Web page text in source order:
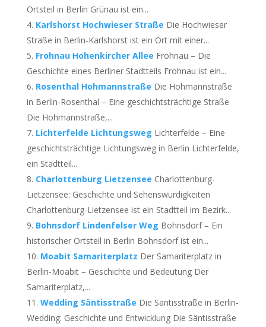
Ortsteil in Berlin Grünau ist ein...
Karlshorst Hochwieser Straße Die Hochwieser
Straße in Berlin-Karlshorst ist ein Ort mit einer...
Frohnau Hohenkircher Allee Frohnau – Die
Geschichte eines Berliner Stadtteils Frohnau ist ein...
Rosenthal Hohmannstraße Die Hohmannstraße
in Berlin-Rosenthal – Eine geschichtsträchtige Straße
Die Hohmannstraße,...
Lichterfelde Lichtungsweg Lichterfelde – Eine
geschichtsträchtige Lichtungsweg in Berlin Lichterfelde,
ein Stadtteil...
Charlottenburg Lietzensee Charlottenburg-
Lietzensee: Geschichte und Sehenswürdigkeiten
Charlottenburg-Lietzensee ist ein Stadtteil im Bezirk...
Bohnsdorf Lindenfelser Weg Bohnsdorf – Ein
historischer Ortsteil in Berlin Bohnsdorf ist ein...
Moabit Samariterplatz Der Samariterplatz in
Berlin-Moabit – Geschichte und Bedeutung Der
Samariterplatz,...
Wedding Säntisstraße Die Säntisstraße in Berlin-
Wedding: Geschichte und Entwicklung Die Säntisstraße